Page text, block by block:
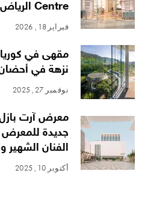
Centre الرياض
فبراير 18, 2026
مقهى في
نزهة في
نوفمبر 27, 2025
معرض آرت
جديدة للمعرض
الفنان الشهير
أكتوبر 10, 2025